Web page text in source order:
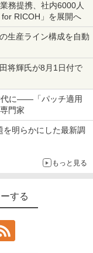
務提携、社内6000人
RICOH」を展開へ
生産ライン構成を自動
将輝氏が8月1日付で
代に――「パッチ適用
門家
明らかにした最新調
もっと見る
する